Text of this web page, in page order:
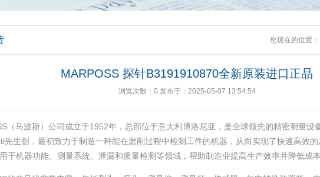
您现在的位置：
MARPOSS 探针B3191910870全新原装进口正品
浏览次数： 0 发布于：2025-05-07 13:54:54
（马波斯）公司成立于1952年，总部位于意大利博洛尼亚，是全球领先的精密测量设
先生创，最初致力于制造一种能在磨削过程中检测工件的机器，从而实现了快速高效
于机器功能、测量系统、泄漏和质量检测等领域，帮助制造业提高生产效率并降低成本‌